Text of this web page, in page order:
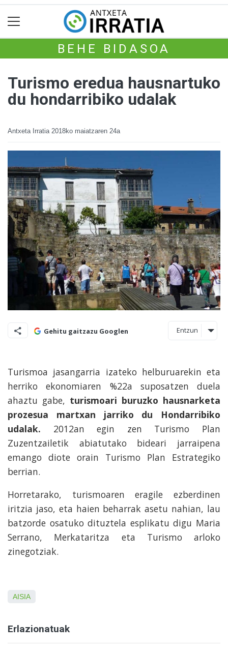
BEHE BIDASOA
Turismo eredua hausnartuko
du hondarribiko udalak
Antxeta Irratia 2018ko maiatzaren 24a
Gehitu gaitzazu Googlen Entzun
Turismoa jasangarria izateko helburuarekin eta
herriko ekonomiaren %22a suposatzen duela
ahaztu gabe, turismoari buruzko hausnarketa
prozesua martxan jarriko du Hondarribiko
udalak. 2012an egin zen Turismo Plan
Zuzentzailetik abiatutako bideari jarraipena
emango diote orain Turismo Plan Estrategiko
berrian.
Horretarako, turismoaren eragile ezberdinen
iritzia jaso, eta haien beharrak asetu nahian, lau
batzorde osatuko dituztela esplikatu digu Maria
Serrano, Merkataritza eta Turismo arloko
zinegotziak.
AISIA
Erlazionatuak